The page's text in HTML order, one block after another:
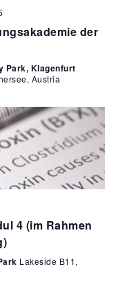
t
n
g
e
n
S
u
c
e
u
n
i
c
h
t
e
der
Park, Klagenfurt
Austria
4 (im Rahmen
Lakeside B11,